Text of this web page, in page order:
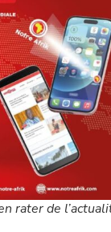
rater de